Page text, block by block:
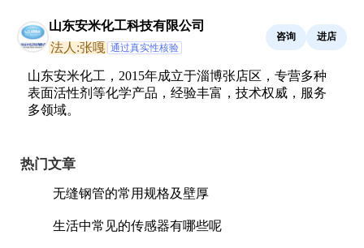
山东安米化工科技有限公司
法人:张嘎 通过真实性核验
咨询 进店
山东安米化工，2015年成立于淄博张店区，专营多种
表面活性剂等化学产品，经验丰富，技术权威，服务
多领域。
热门文章
无缝钢管的常用规格及壁厚
生活中常见的传感器有哪些呢